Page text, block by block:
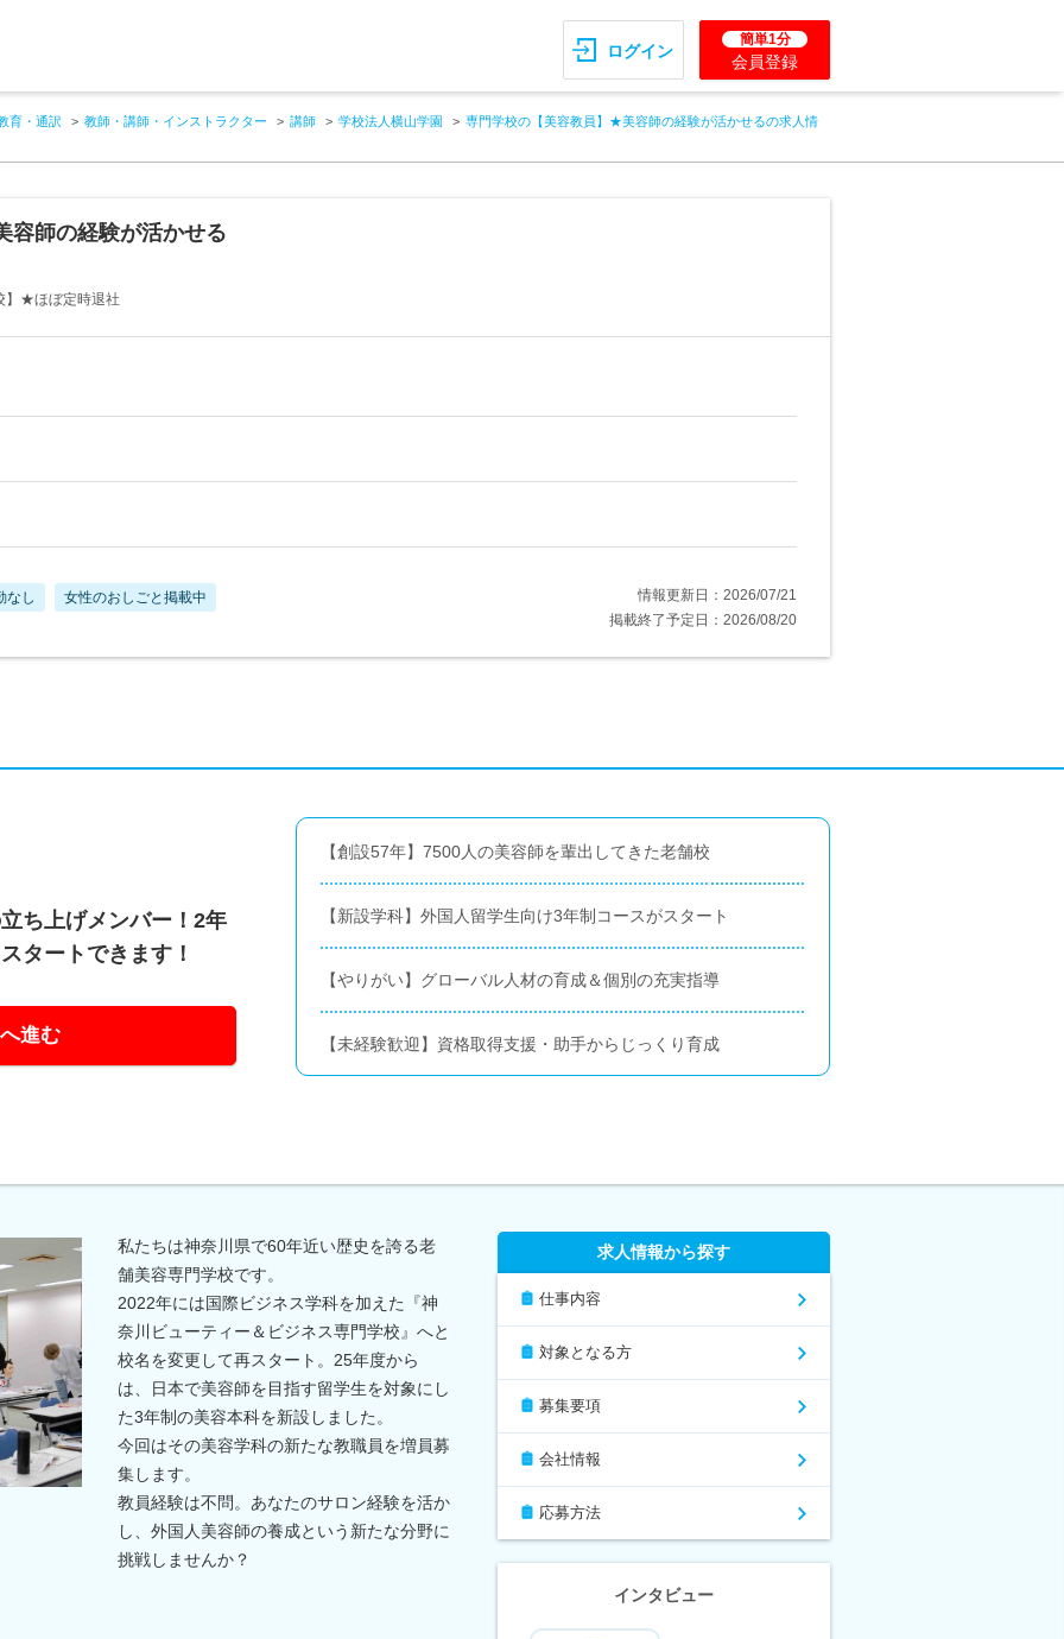
ログイン
簡単1分
会員登録
育・通訳 教師・講師・インストラクター 講師 学校法人横山学園 専門学校の【美容教員】★美容師の経験が活かせるの求人情
師の経験が活かせる
】★ほぼ定時退社
なし 女性のおしごと掲載中
情報更新日：2026/07/21
掲載終了予定日：2026/08/20
ち上げメンバー！2年
タートできます！
進む
【創設57年】7500人の美容師を輩出してきた老舗校
【新設学科】外国人留学生向け3年制コースがスタート
【やりがい】グローバル人材の育成＆個別の充実指導
【未経験歓迎】資格取得支援・助手からじっくり育成
私たちは神奈川県で60年近い歴史を誇る老
舗美容専門学校です。
2022年には国際ビジネス学科を加えた『神
奈川ビューティー＆ビジネス専門学校』へと
校名を変更して再スタート。25年度から
は、日本で美容師を目指す留学生を対象にし
た3年制の美容本科を新設しました。
今回はその美容学科の新たな教職員を増員募
集します。
教員経験は不問。あなたのサロン経験を活か
し、外国人美容師の養成という新たな分野に
挑戦しませんか？
求人情報から探す
仕事内容
対象となる方
募集要項
会社情報
応募方法
インタビュー